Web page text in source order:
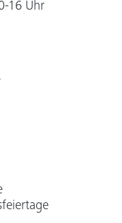
16 Uhr